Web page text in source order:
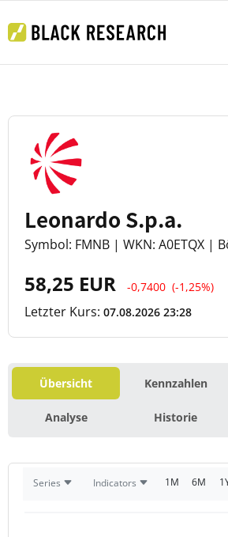
Leonardo S.p.a.
Symbol: FMNB | WKN: A0ETQX |
58,25 EUR -0,7400 (-1,25%)
Letzter Kurs: 07.08.2026 23:28
Übersicht Kennzahlen
Analyse Historie
Series Indicators 1M 6M